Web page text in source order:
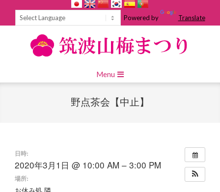
Powered by Translate
Navigation
Menu
野点茶会【中止】
日時:
2020年3月1日 @ 10:00 AM – 3:00 PM
場所:
お休み処 隣